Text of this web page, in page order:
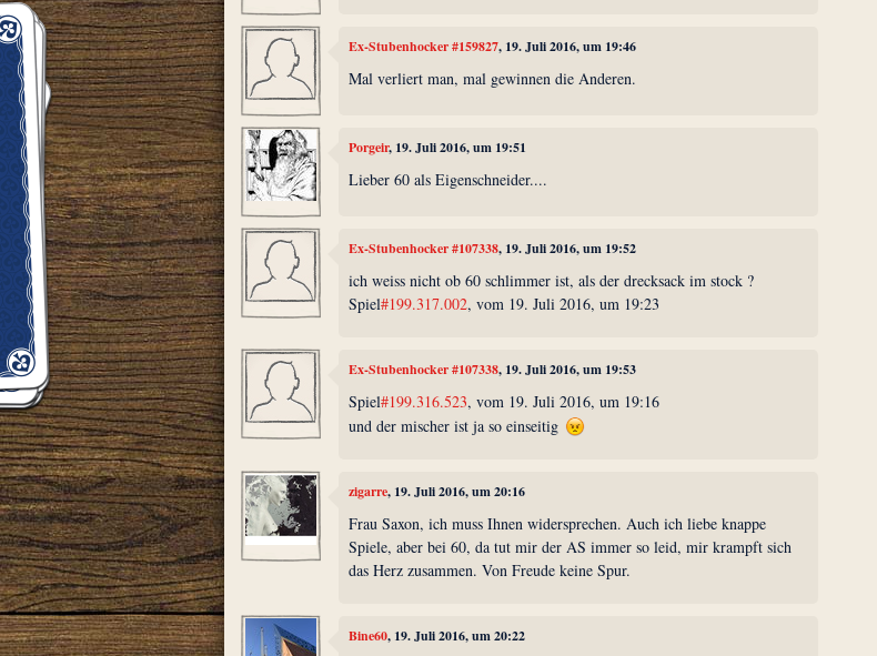
Ex-Stubenhocker #159827, 19. Juli 2016, um 19:46
Mal verliert man, mal gewinnen die Anderen.
Porgeir, 19. Juli 2016, um 19:51
Lieber 60 als Eigenschneider....
Ex-Stubenhocker #107338, 19. Juli 2016, um 19:52
ich weiss nicht ob 60 schlimmer ist, als der drecksack im stock ?
Spiel#199.317.002, vom 19. Juli 2016, um 19:23
Ex-Stubenhocker #107338, 19. Juli 2016, um 19:53
Spiel#199.316.523, vom 19. Juli 2016, um 19:16
und der mischer ist ja so einseitig
zigarre, 19. Juli 2016, um 20:16
Frau Saxon, ich muss Ihnen widersprechen. Auch ich liebe knappe
Spiele, aber bei 60, da tut mir der AS immer so leid, mir krampft sich
das Herz zusammen. Von Freude keine Spur.
Bine60, 19. Juli 2016, um 20:22